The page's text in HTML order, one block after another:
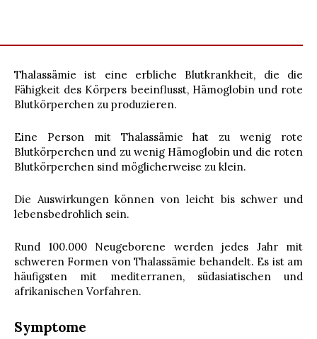
Thalassämie ist eine erbliche Blutkrankheit, die die
Fähigkeit des Körpers beeinflusst, Hämoglobin und rote
Blutkörperchen zu produzieren.
Eine Person mit Thalassämie hat zu wenig rote
Blutkörperchen und zu wenig Hämoglobin und die roten
Blutkörperchen sind möglicherweise zu klein.
Die Auswirkungen können von leicht bis schwer und
lebensbedrohlich sein.
Rund 100.000 Neugeborene werden jedes Jahr mit
schweren Formen von Thalassämie behandelt. Es ist am
häufigsten mit mediterranen, südasiatischen und
afrikanischen Vorfahren.
Symptome